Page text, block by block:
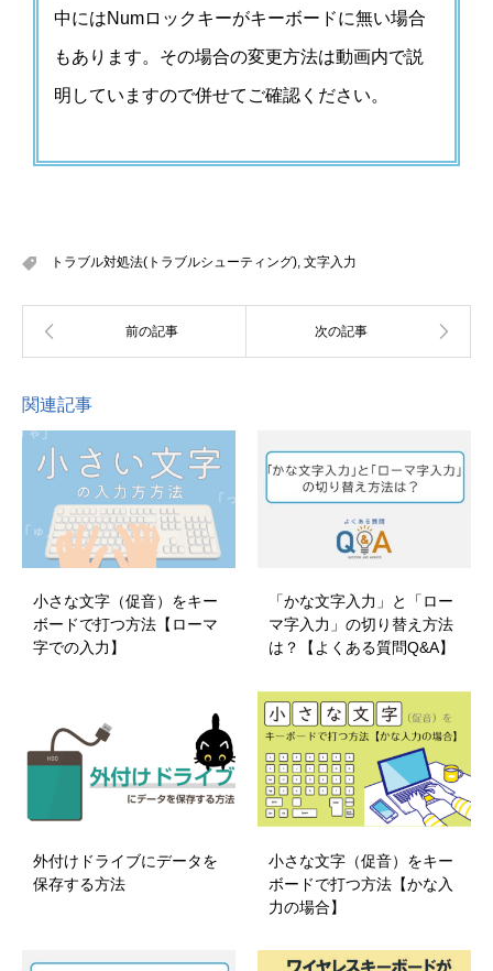
中にはNumロックキーがキーボードに無い場合
もあります。その場合の変更方法は動画内で説
明していますので併せてご確認ください。
トラブル対処法(トラブルシューティング), 文字入力
関連記事
小さな文字（促音）をキー
ボードで打つ方法【ローマ
字での入力】
「かな文字入力」と「ロー
マ字入力」の切り替え方法
は？【よくある質問Q&A】
外付けドライブにデータを
保存する方法
小さな文字（促音）をキー
ボードで打つ方法【かな入
力の場合】